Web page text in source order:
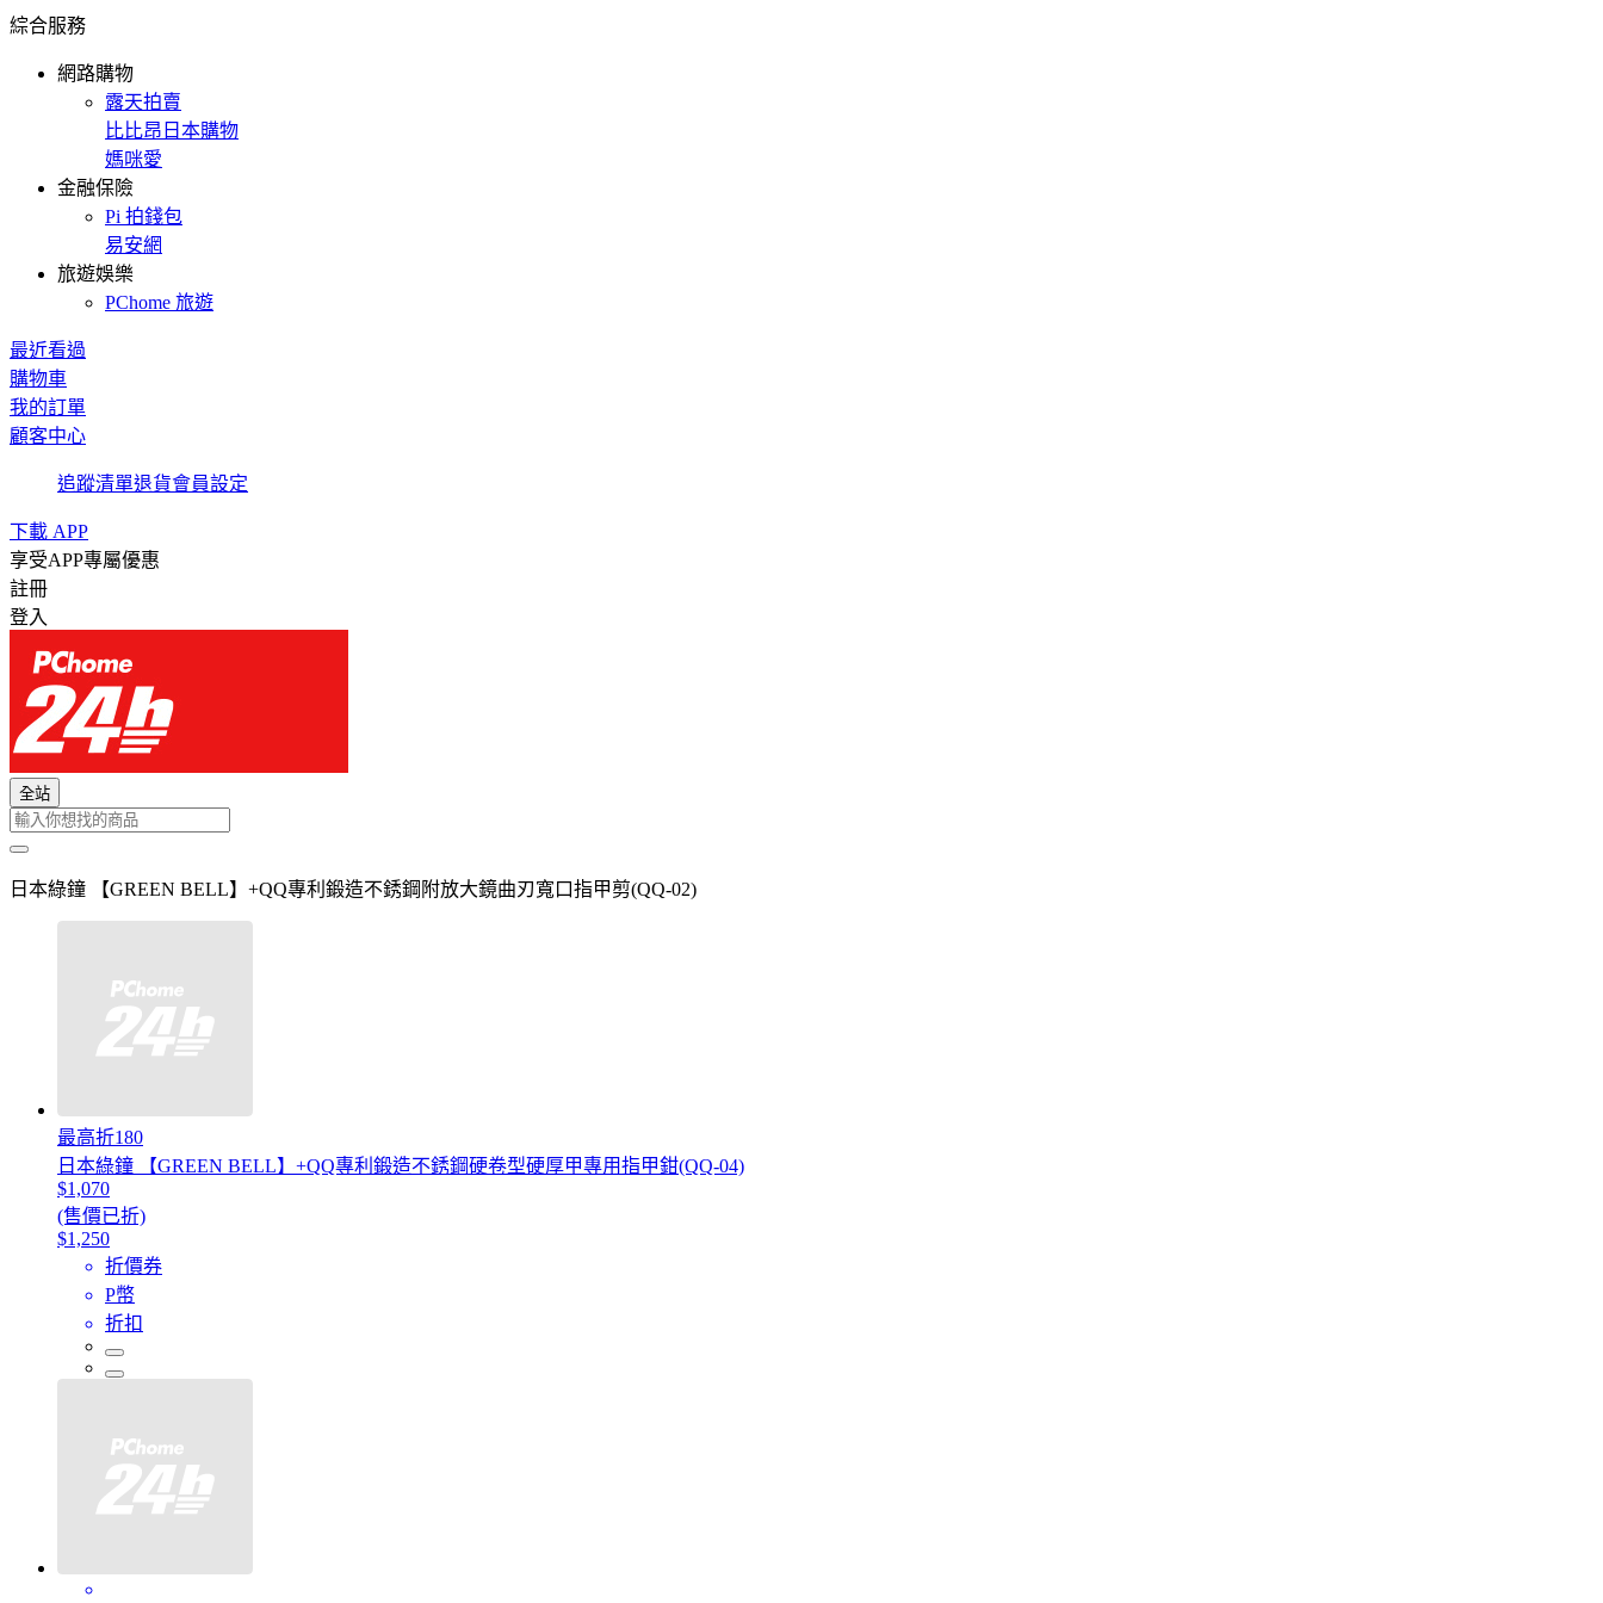
綜合服務
網路購物
露天拍賣
比比昂日本購物
媽咪愛
金融保險
Pi 拍錢包
易安網
旅遊娛樂
PChome 旅遊
最近看過
購物車
我的訂單
顧客中心
追蹤清單退貨會員設定
下載 APP
享受APP專屬優惠
註冊
登入
全站
日本綠鐘 【GREEN BELL】+QQ專利鍛造不銹鋼附放大鏡曲刃寬口指甲剪(QQ-02)
最高折180
日本綠鐘 【GREEN BELL】+QQ專利鍛造不銹鋼硬卷型硬厚甲專用指甲鉗(QQ-04)
$1,070
(售價已折)
$1,250
折價券
P幣
折扣